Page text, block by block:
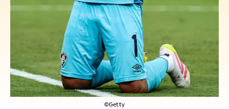
©Getty